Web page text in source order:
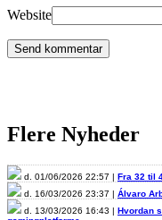
Website
Flere Nyheder
d. 01/06/2026 22:57 | Fra 32 til
d. 16/03/2026 23:37 | Álvaro
d. 13/03/2026 16:43 | Hvordan